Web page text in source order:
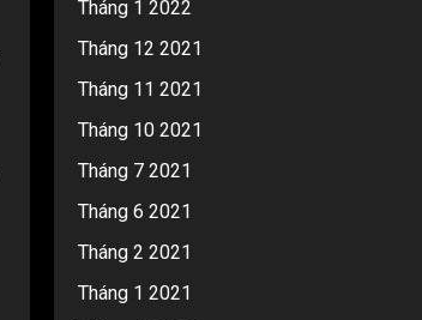
Tháng 1 2022
Tháng 12 2021
Tháng 11 2021
Tháng 10 2021
Tháng 7 2021
Tháng 6 2021
Tháng 2 2021
Tháng 1 2021